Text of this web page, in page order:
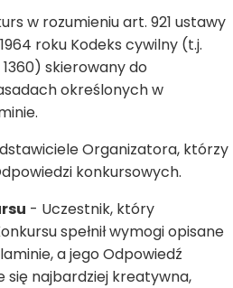
w rozumieniu art. 921 ustawy
roku Kodeks cywilny (t.j.
1360) skierowany do
określonych w
Organizatora, którzy
konkursowych.
- Uczestnik, który
spełnił wymogi opisane
a jego Odpowiedź
się najbardziej kreatywna,